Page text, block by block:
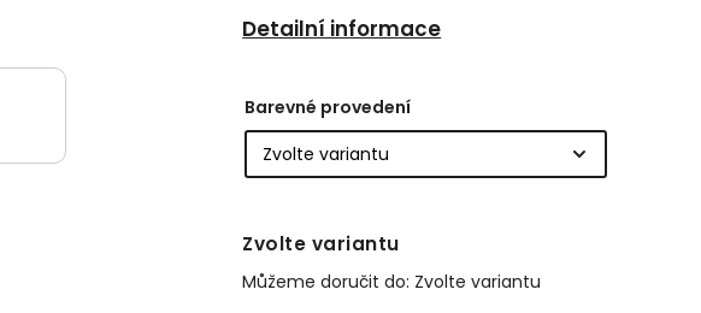
Detailní informace
Barevné provedení
Zvolte variantu
Můžeme doručit do: Zvolte variantu